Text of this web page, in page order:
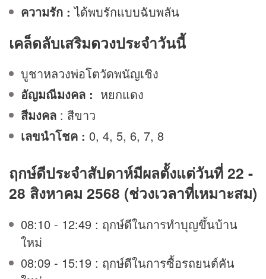
ความรัก :ได้พบรักแบบฉับพลัน
เคล็ดลับเสริมดวงประจำวันนี้
บูชาหลวงพ่อโตวัดพนัญเชิง
อัญมณีมงคล : หยกแดง
สีมงคล : สีขาว
เลขนำโชค : 0, 4, 5, 6, 7, 8
ฤกษ์ดีประจำสัปดาห์มีผลตั้งแต่วันที่ 22 -
28 สิงหาคม 2568 (ช่วงเวลาที่เหมาะสม)
08:10 - 12:49 : ฤกษ์ดีในการทำบุญขึ้นบ้าน
ใหม่
08:09 - 15:19 : ฤกษ์ดีในการซื้อรถยนต์คัน